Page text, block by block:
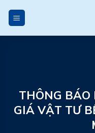
THÔNG BÁO
GIÁ VẬT TƯ